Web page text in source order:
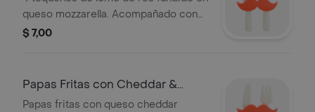
queso mozzarella. Acompañado con
guacamole.
$ 7,00
Papas Fritas con Cheddar &
Bacon
Papas fritas con queso cheddar